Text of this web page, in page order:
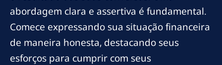
abordagem clara e assertiva é fundamental.
Comece expressando sua situação financeira
de maneira honesta, destacando seus
esforços para cumprir com seus